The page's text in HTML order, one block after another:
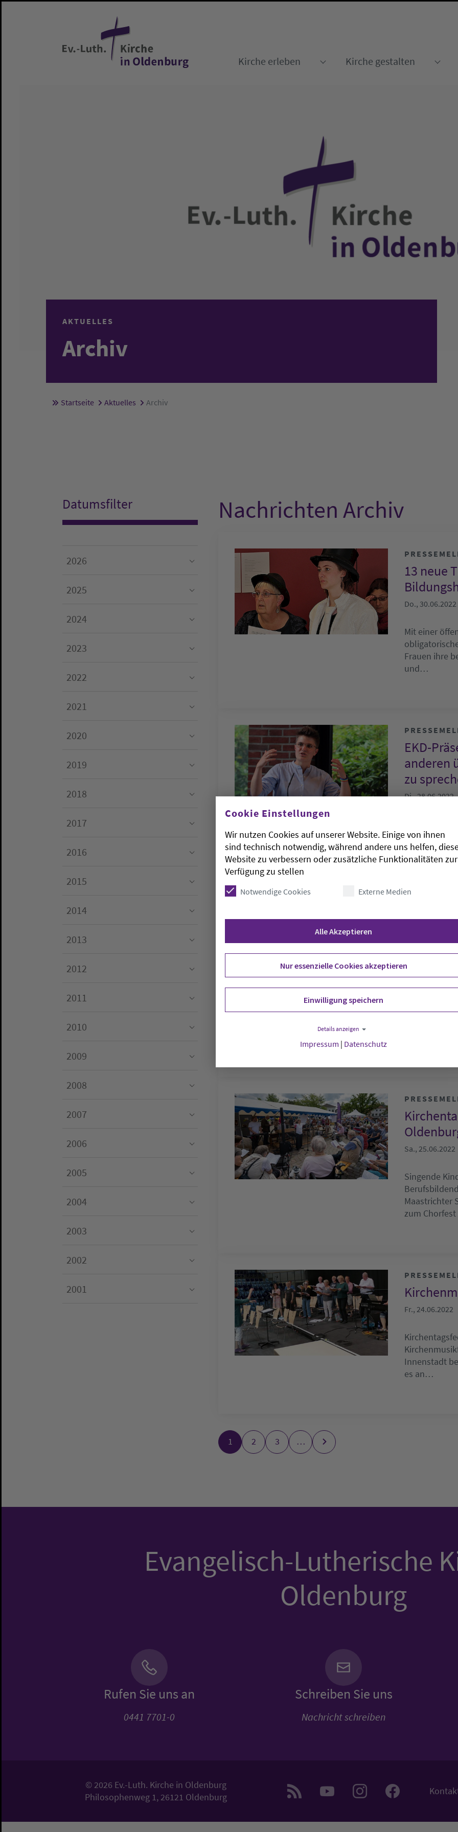
Kirche erleben
Kirche gestalten
AKTUELLES
Archiv
Sie sind hier:
Startseite Aktuelles Archiv
Nachrichten Archiv
13 neue
Do., 30.06.2022
Mit einer
Frauen ihre
und…
EKD-
anderen
zu
Di., 28.06.2022
Die Präses
Deutschland
mit…
Mit
Sa., 25.06.2022
Singende
Maastrichter
zum
Fr., 24.06.2022
Innenstadt
es an…
1 2 3 …
Datumsfilter
2026
2025
2024
2023
2022
2021
2020
2019
2018
2017
2016
2015
2014
2013
2012
2011
2010
2009
2008
2007
2006
2005
2004
2003
2002
2001
Evangelisch-Lutherische
Oldenburg
Rufen Sie uns an
0441 7701-0
Schreiben Sie uns
Nachricht schreiben
© 2026 Ev.-Luth. Kirche in Oldenburg
Philosophenweg 1, 26121 Oldenburg
Cookie Einstellungen
Wir nutzen Cookies auf unserer Website. Einige von ihnen
sind technisch notwendig, während andere uns helfen,
Website zu verbessern oder zusätzliche Funktionalitäten zur
Verfügung zu stellen
Notwendige Cookies Externe Medien
Alle Akzeptieren
Nur essenzielle Cookies akzeptieren
Einwilligung speichern
Details anzeigen
Impressum | Datenschutz